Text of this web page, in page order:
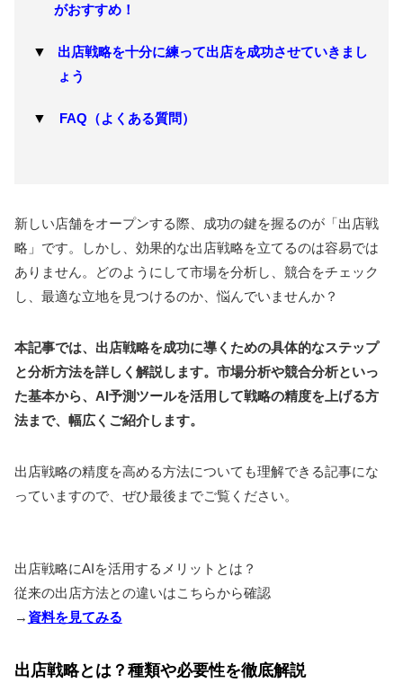
がおすすめ！
出店戦略を十分に練って出店を成功させていきまし
ょう
FAQ（よくある質問）
新しい店舗をオープンする際、成功の鍵を握るのが「出店戦
略」です。しかし、効果的な出店戦略を立てるのは容易では
ありません。どのようにして市場を分析し、競合をチェック
し、最適な立地を見つけるのか、悩んでいませんか？
本記事では、出店戦略を成功に導くための具体的なステップ
と分析方法を詳しく解説します。市場分析や競合分析といっ
た基本から、AI予測ツールを活用して戦略の精度を上げる方
法まで、幅広くご紹介します。
出店戦略の精度を高める方法についても理解できる記事にな
っていますので、ぜひ最後までご覧ください。
出店戦略にAIを活用するメリットとは？
従来の出店方法との違いはこちらから確認
→ 資料を見てみる
出店戦略とは？種類や必要性を徹底解説